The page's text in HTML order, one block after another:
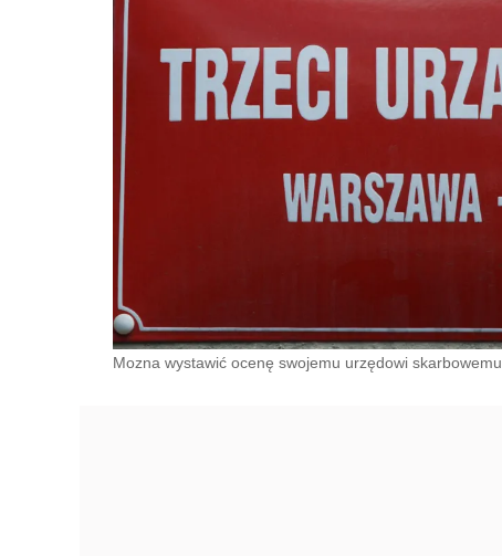
Mozna wystawić ocenę swojemu urzędowi skarbowemu